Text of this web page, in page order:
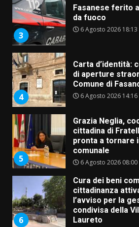
3
Fasanese ferito
da fuoco
6 Agosto 2026 18:13
4
Carta d’identità:
di aperture
Comune di
6 Agosto 2026 14:16
5
Grazia Neglia,
cittadina di
pronta a tornare
comunale
6 Agosto 2026 08:00
6
Cura dei beni
cittadinanza
l’avviso per la
condivisa della
Laureto